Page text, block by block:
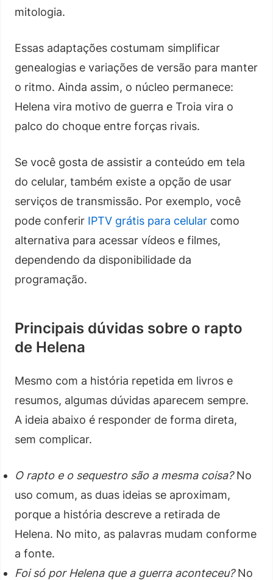
mitologia.
Essas adaptações costumam simplificar
genealogias e variações de versão para manter
o ritmo. Ainda assim, o núcleo permanece:
Helena vira motivo de guerra e Troia vira o
palco do choque entre forças rivais.
Se você gosta de assistir a conteúdo em tela
do celular, também existe a opção de usar
serviços de transmissão. Por exemplo, você
pode conferir IPTV grátis para celular como
alternativa para acessar vídeos e filmes,
dependendo da disponibilidade da
programação.
Principais dúvidas sobre o rapto
de Helena
Mesmo com a história repetida em livros e
resumos, algumas dúvidas aparecem sempre.
A ideia abaixo é responder de forma direta,
sem complicar.
O rapto e o sequestro são a mesma coisa?No
uso comum, as duas ideias se aproximam,
porque a história descreve a retirada de
Helena. No mito, as palavras mudam conforme
a fonte.
Foi só por Helena que a guerra aconteceu?No